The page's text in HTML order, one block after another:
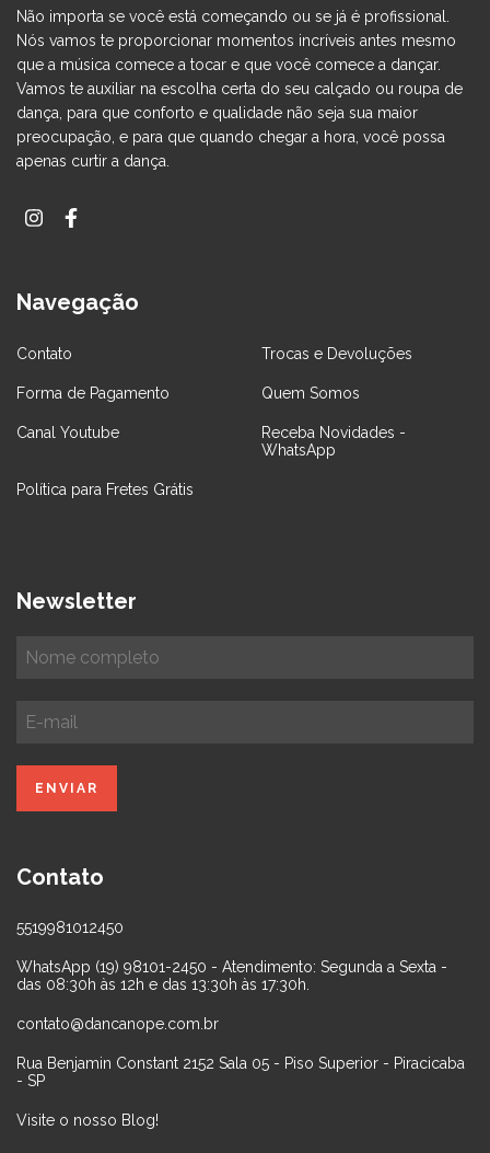
Não importa se você está começando ou se já é profissional.
Nós vamos te proporcionar momentos incríveis antes mesmo
que a música comece a tocar e que você comece a dançar.
Vamos te auxiliar na escolha certa do seu calçado ou roupa de
dança, para que conforto e qualidade não seja sua maior
preocupação, e para que quando chegar a hora, você possa
apenas curtir a dança.
Navegação
Contato Trocas e Devoluções
Forma de Pagamento Quem Somos
Canal Youtube
Receba Novidades -
WhatsApp
Política para Fretes Grátis
Newsletter
Contato
5519981012450
WhatsApp (19) 98101-2450 - Atendimento: Segunda a Sexta -
das 08:30h às 12h e das 13:30h às 17:30h.
contato@dancanope.com.br
Rua Benjamin Constant 2152 Sala 05 - Piso Superior - Piracicaba
- SP
Visite o nosso Blog!